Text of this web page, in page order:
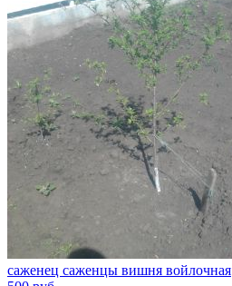
саженец саженцы вишня войлочная